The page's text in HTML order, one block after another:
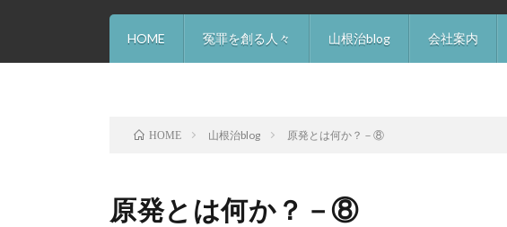
HOME 冤罪を創る人々 山根治blog 会社案内
HOME 山根治blog 原発とは何か？－⑧
原発とは何か？－⑧